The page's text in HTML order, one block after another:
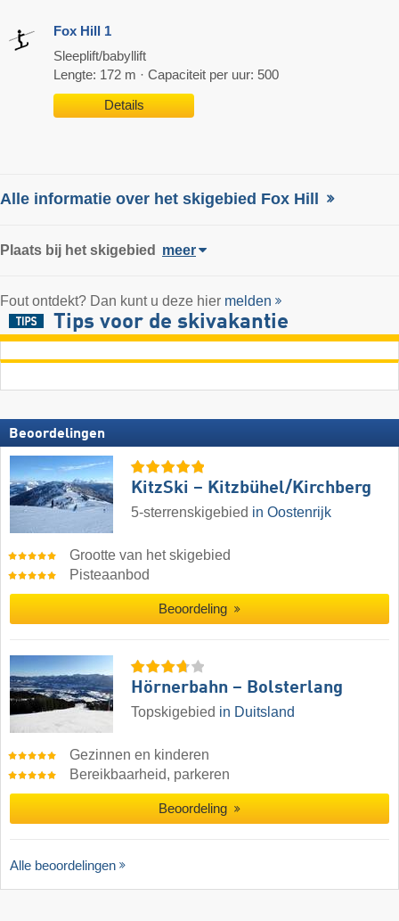
Fox Hill 1
Sleeplift/babyllift
Lengte: 172 m · Capaciteit per uur: 500
Details
Alle informatie over het skigebied Fox Hill
Plaats bij het skigebied meer
Fout ontdekt? Dan kunt u deze hier melden
Tips voor de skivakantie
Beoordelingen
KitzSki – Kitzbühel/​Kirchberg
5-sterrenskigebied in Oostenrijk
Grootte van het skigebied
Pisteaanbod
Beoordeling
Hörnerbahn – Bolsterlang
Topskigebied in Duitsland
Gezinnen en kinderen
Bereikbaarheid, parkeren
Beoordeling
Alle beoordelingen